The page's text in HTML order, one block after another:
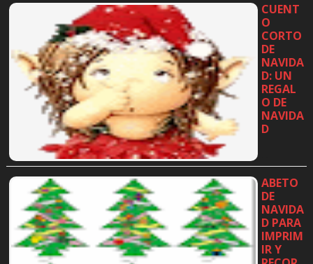
CUENT
O
CORTO
DE
NAVIDA
D: UN
REGAL
O DE
NAVIDA
D
ABETO
DE
NAVIDA
D PARA
IMPRIM
IR Y